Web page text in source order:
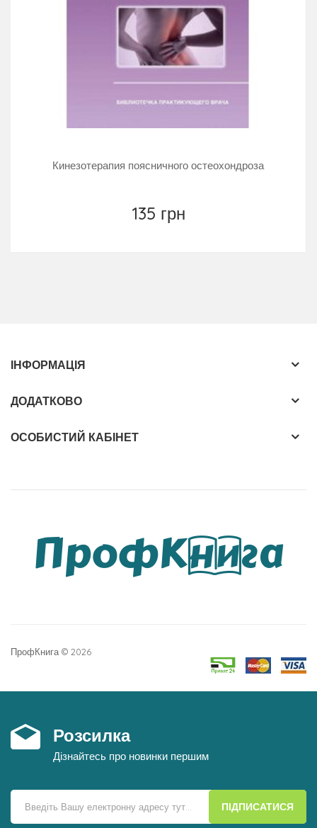
Кинезотерапия поясничного остеохондроза
135 грн
ІНФОРМАЦІЯ
ДОДАТКОВО
ОСОБИСТИЙ КАБІНЕТ
ПрофКнига © 2026
Розсилка
Дізнайтесь про новинки першим
ПІДПИСАТИСЯ